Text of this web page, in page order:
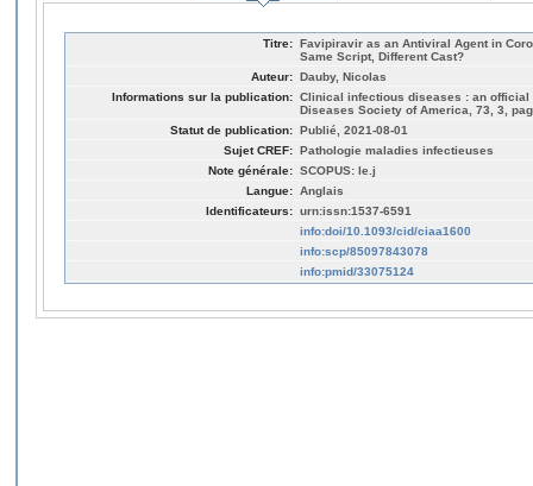
Titre: Favipiravir as an Antiviral Agent in
Same Script, Different Cast?
Auteur: Dauby, Nicolas
Informations sur la publication: Clinical infectious diseases : an
Diseases Society of America, 73, 3,
Statut de publication: Publié, 2021-08-01
Sujet CREF: Pathologie maladies infectieuses
Note générale: SCOPUS: le.j
Langue: Anglais
Identificateurs: urn:issn:1537-6591
info:doi/10.1093/cid/ciaa1600
info:scp/85097843078
info:pmid/33075124